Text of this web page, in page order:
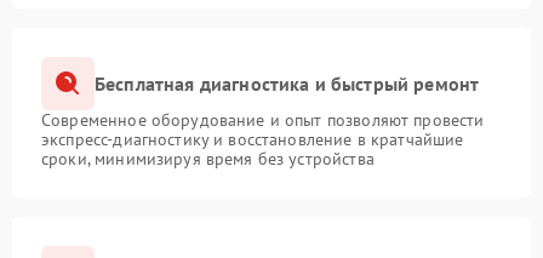
Бесплатная диагностика и быстрый ремонт
Современное оборудование и опыт позволяют провести
экспресс-диагностику и восстановление в кратчайшие
сроки, минимизируя время без устройства